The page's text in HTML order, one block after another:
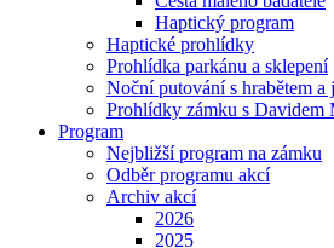
Haptický program
Haptické prohlídky
Prohlídka parkánu a sklepení
Noční putování s hrabětem a
Prohlídky zámku s Davidem
Program
Nejbližší program na zámku
Odběr programu akcí
Archiv akcí
2026
2025